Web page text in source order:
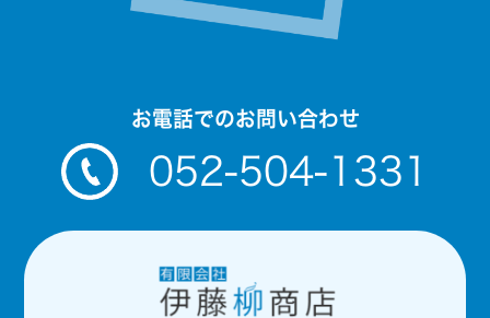
お電話でのお問い合わせ
052-504-1331